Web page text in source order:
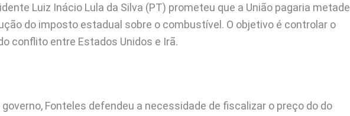
Luiz Inácio Lula da Silva (PT) prometeu que a União pagaria metade
do imposto estadual sobre o combustível. O objetivo é controlar o
conflito entre Estados Unidos e Irã.
Fonteles defendeu a necessidade de fiscalizar o preço do do